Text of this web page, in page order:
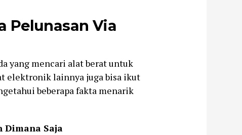
Pelunasan Via
yang mencari alat berat untuk
elektronik lainnya juga bisa ikut
beberapa fakta menarik
Dimana Saja